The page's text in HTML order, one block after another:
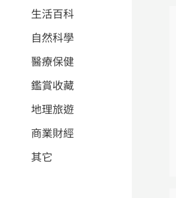
生活百科
自然科學
醫療保健
鑑賞收藏
地理旅遊
商業財經
其它